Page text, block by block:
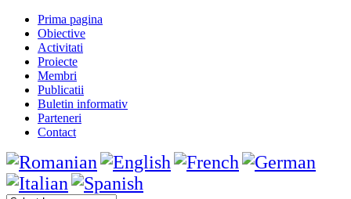
Prima pagina
Obiective
Activitati
Proiecte
Membri
Publicatii
Buletin informativ
Parteneri
Contact